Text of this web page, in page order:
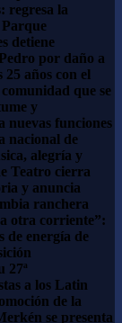
regresa la
detiene
por daño a
25 años con el
que se
y
nuevas funciones
nacional de
alegría y
Teatro cierra
y anuncia
ranchera
otra corriente”:
de energía de
27ª
a los Latin
de la
se presenta